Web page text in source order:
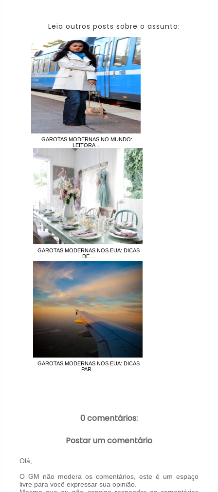
Leia outros posts sobre o assunto:
GAROTAS MODERNAS NO MUNDO:
LEITORA ...
GAROTAS MODERNAS NOS EUA: DICAS
DE ...
GAROTAS MODERNAS NOS EUA: DICAS
PAR...
0 comentários:
Postar um comentário
Olá,
O GM não modera os comentários, este é um espaço
livre para você expressar sua opinião.